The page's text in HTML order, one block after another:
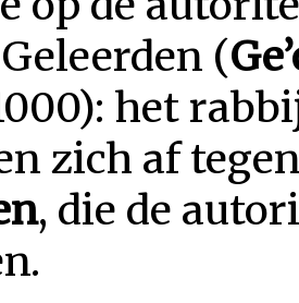
(
het
zich af
, die de